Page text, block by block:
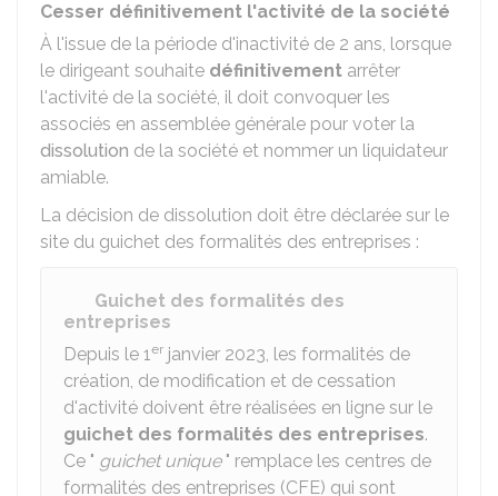
Cesser définitivement l'activité de la société
À l'issue de la période d'inactivité de 2 ans, lorsque
le dirigeant souhaite définitivement arrêter
l'activité de la société, il doit convoquer les
associés en assemblée générale pour voter la
dissolution de la société et nommer un liquidateur
amiable.
La décision de dissolution doit être déclarée sur le
site du guichet des formalités des entreprises :
Guichet des formalités des
entreprises
Depuis le 1er janvier 2023, les formalités de
création, de modification et de cessation
d'activité doivent être réalisées en ligne sur le
guichet des formalités des entreprises.
Ce " guichet unique" remplace les centres de
formalités des entreprises (CFE) qui sont